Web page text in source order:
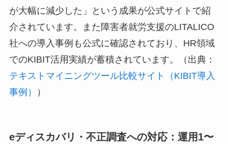
が大幅に減少した」という成果が公式サイトで紹
介されています。また障害者就労支援のLITALICO
社への導入事例も公式に確認されており、HR領域
でのKIBIT活用実績が蓄積されています。（出典：
テキストマイニングツール比較サイト（KIBIT導入
事例）
）
eディスカバリ・不正調査への対応：運用1〜